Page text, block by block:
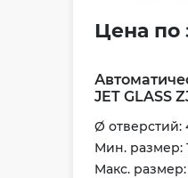
Цена по
JET GLASS
Ø отверстий:
Мин. размер:
Maкс.